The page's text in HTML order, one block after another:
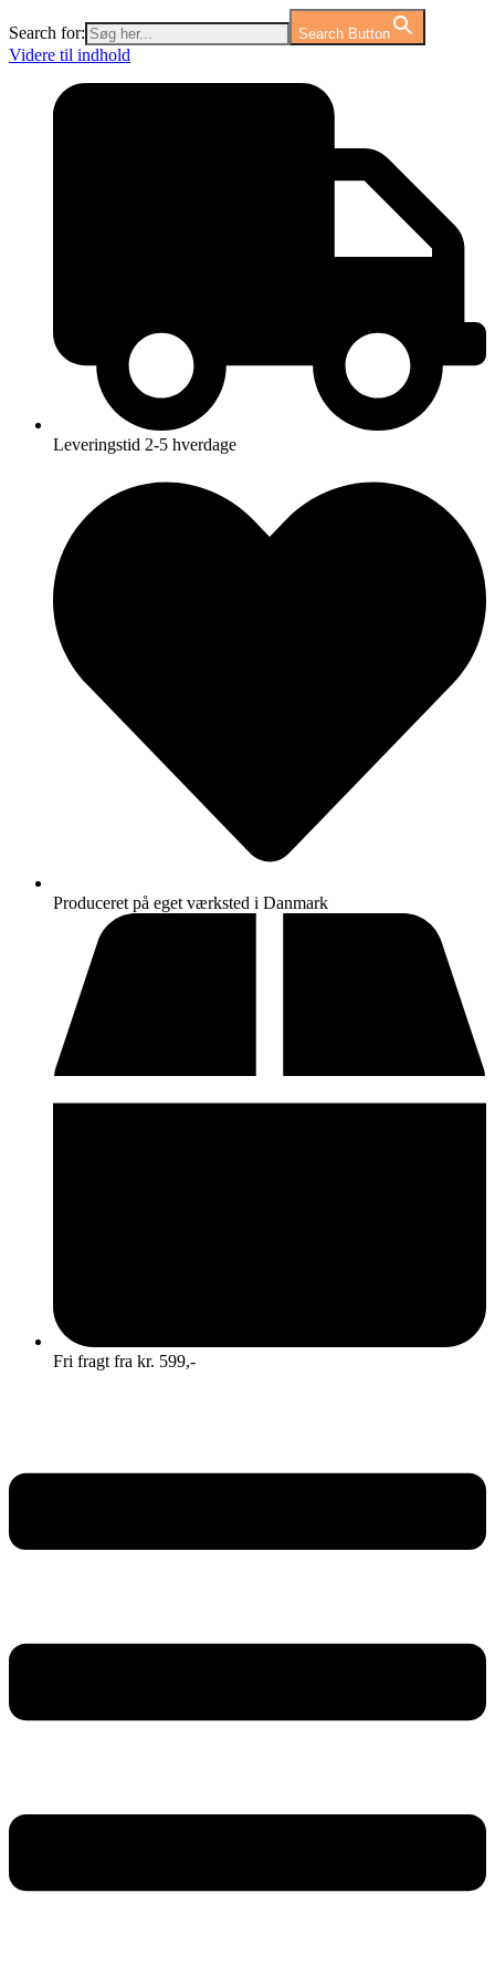
Search for: Search Button
Videre til indhold
Leveringstid 2-5 hverdage
Produceret på eget værksted i Danmark
Fri fragt fra kr. 599,-